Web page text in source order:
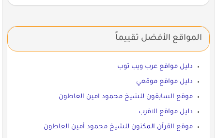
المواقع الأفضل تقييماً
دليل مواقع عرب ويب توب
دليل مواقع موقعي
موقع السابقون للشيخ محمود امين العاطون
دليل مواقع الاقرب
موقع القرآن المكنون للشيخ محمود أمين العاطون